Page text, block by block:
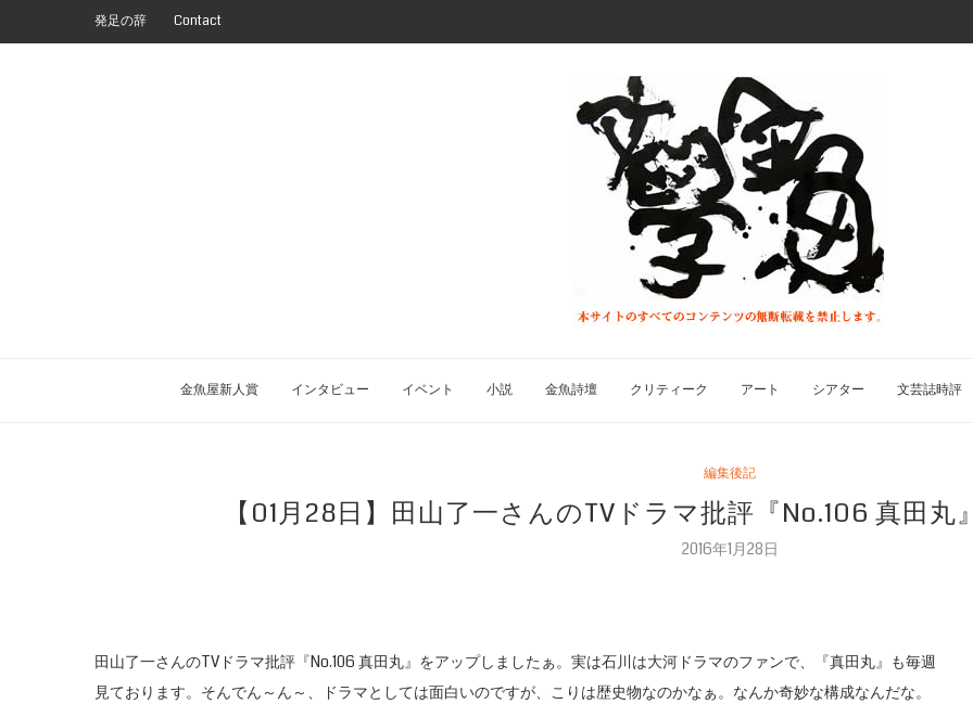
発足の辞 Contact
金魚屋新人賞 インタビュー イベント 小説 金魚詩壇 クリティーク アート シアター 文芸誌時評
編集後記
【01月28日】田山了一さんのTVドラマ批評『No.106 真田
2016年1月28日
田山了一さんのTVドラマ批評『No.106 真田丸』をアップしましたぁ。実は石川は大河ドラマのファンで、『真田丸』も毎週
見ております。そんでん～ん～、ドラマとしては面白いのですが、こりは歴史物なのかなぁ。なんか奇妙な構成なんだな。